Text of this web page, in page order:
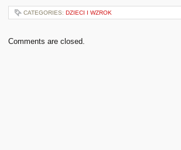
CATEGORIES: DZIECI I WZROK
Comments are closed.